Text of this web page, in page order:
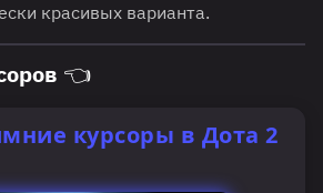
красивых варианта.
👈
курсоры в Дота 2